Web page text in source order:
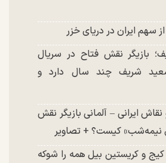
سهم ایران در دریای خزر
بازیگر نقش فتاح در سریال
شریف چند سال دارد و
نقاش ایرانی – آلمانی بازیگر نقش
نیمه‌شب» کیست؟ + تصاویر
و کریستین بیل همه را شوکه